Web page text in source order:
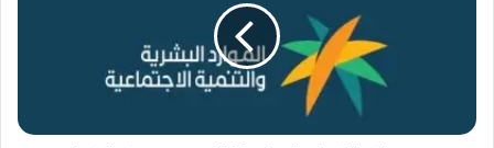
الاجتماعي